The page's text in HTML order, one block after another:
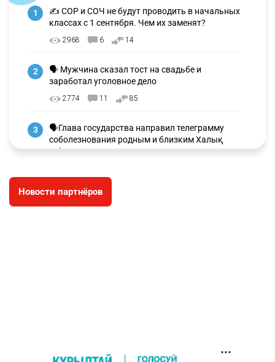
1
✍️ СОР и СОЧ не будут проводить в начальных
классах с 1 сентября. Чем их заменят?
2968 6 14
2
🗣 Мужчина сказал тост на свадьбе и
заработал уголовное дело
2774 11 85
3
🗣Глава государства направил телеграмму
соболезнования родным и близким Халық
қаһарманы Ивана Гапича
🇫🇷 Клуб ПСЖ объявил об открытии своей
футбольной академии в Астане
Новости партнёров